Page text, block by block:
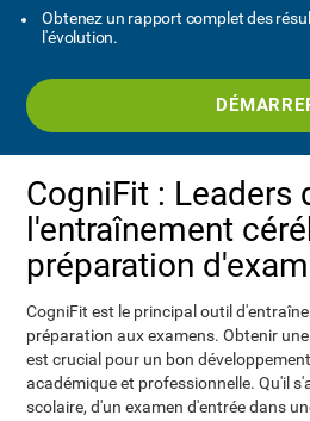
Obtenez un rapport complet des
l'évolution.
CogniFit : Leaders
l'entraînement
préparation
CogniFit est le principal outil
préparation aux examens. Obtenir
est crucial pour un bon
académique et professionnelle. Qu'il
scolaire, d'un examen d'entrée dans